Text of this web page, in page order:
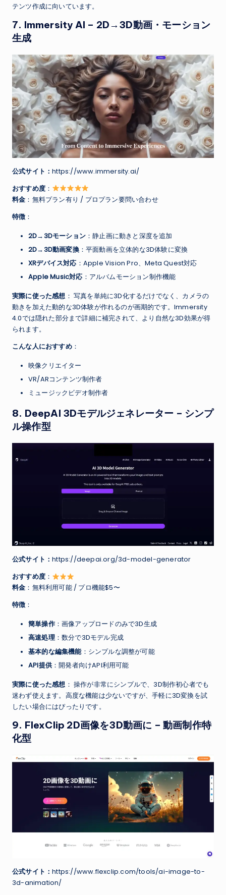
テンツ作成に向いています。
7. Immersity AI – 2D→3D動画・モーション
生成
公式サイト：https://www.immersity.ai/
おすすめ度 ：
料金 ：無料プラン有り / プロプラン要問い合わせ
特徴 ：
2D→3Dモーション ：静止画に動きと深度を追加
2D→3D動画変換：平面動画を立体的な3D体験に変換
XRデバイス対応 ：Apple Vision Pro、Meta Quest対応
Apple Music対応 ：アルバムモーション制作機能
実際に使った感想 ： 写真を単純に3D化するだけでなく、カメラの
動きを加えた動的な3D体験が作れるのが画期的です。Immersity
4.0では隠れた部分まで詳細に補完されて、より自然な3D効果が得
られます。
こんな人におすすめ：
映像クリエイター
VR/ARコンテンツ制作者
ミュージックビデオ制作者
8. DeepAI 3Dモデルジェネレーター – シンプ
ル操作型
公式サイト：https://deepai.org/3d-model-generator
おすすめ度 ：
料金 ：無料利用可能 / プロ機能$5〜
特徴 ：
簡単操作：画像アップロードのみで3D生成
高速処理：数分で3Dモデル完成
基本的な編集機能：シンプルな調整が可能
API提供：開発者向けAPI利用可能
実際に使った感想 ： 操作が非常にシンプルで、3D制作初心者でも
迷わず使えます。高度な機能は少ないですが、手軽に3D変換を試
したい場合にはぴったりです。
9. FlexClip 2D画像を3D動画に – 動画制作特
化型
公式サイト：https://www.flexclip.com/tools/ai-image-to-
3d-animation/